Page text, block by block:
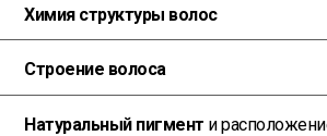
Химия структуры волос
Строение волоса
Натуральный пигмент и